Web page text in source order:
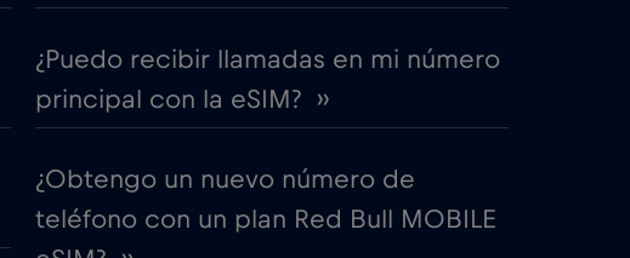
€12,-/GB
€2,-/GB
¿Puedo recibir llamadas en mi número
principal con la eSIM? ››
¿Obtengo un nuevo número de
teléfono con un plan Red Bull MOBILE